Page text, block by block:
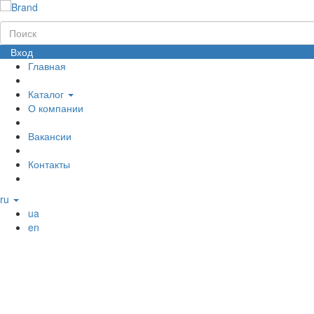
Вход
Главная
Каталог
О компании
Вакансии
Контакты
ru
ua
en